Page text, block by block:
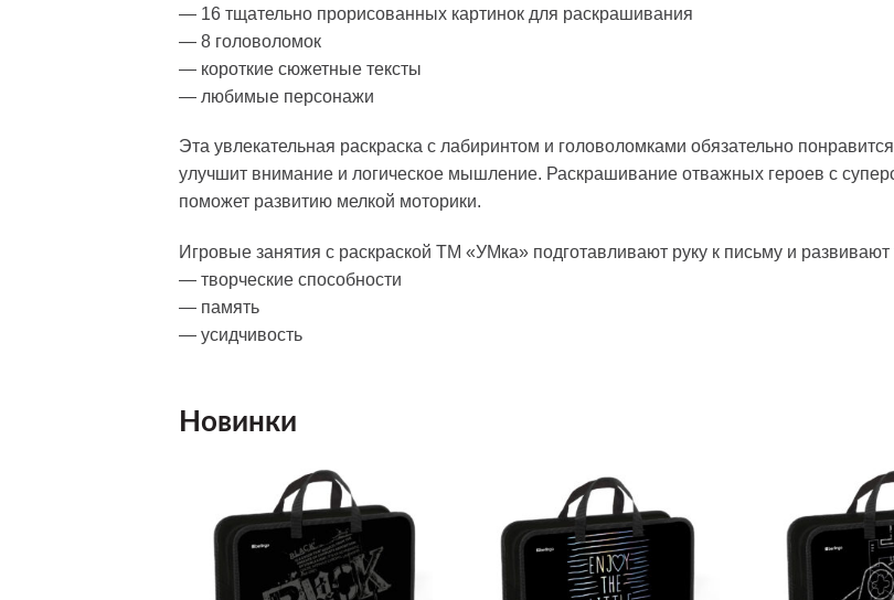
— 16 тщательно прорисованных картинок для раскрашивания
— 8 головоломок
— короткие сюжетные тексты
— любимые персонажи
Эта увлекательная раскраска с лабиринтом и головоломками обязательно
улучшит внимание и логическое мышление. Раскрашивание отважных героев с
поможет развитию мелкой моторики.
Игровые занятия с раскраской ТМ «УМка» подготавливают руку к письму и развивают
— творческие способности
— память
— усидчивость
Новинки
Добавить
в список
желаний
Добавить
в список
желаний